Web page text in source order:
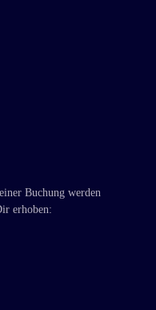
Buchung werden
erhoben: